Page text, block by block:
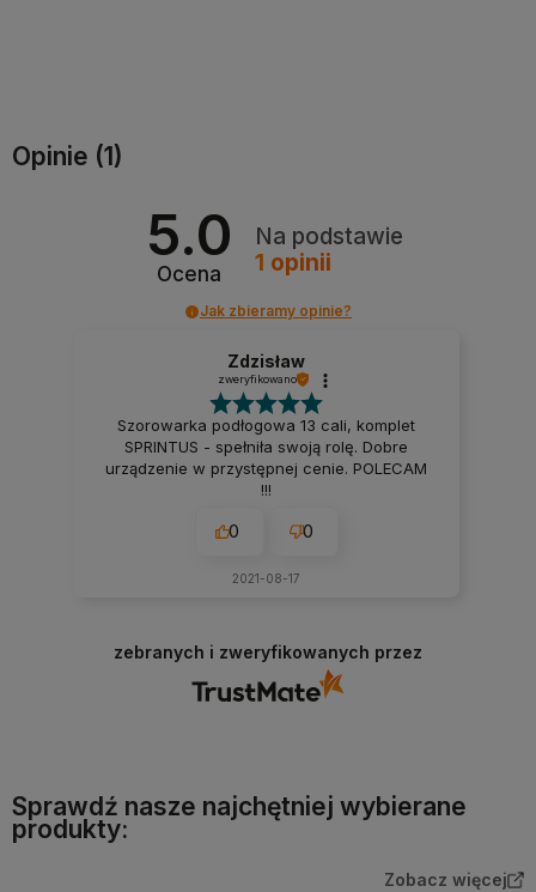
Opinie (1)
5.0
Ocena
Na podstawie
1 opinii
Jak zbieramy opinie?
Zdzisław
zweryfikowano
Szorowarka podłogowa 13 cali, komplet
SPRINTUS - spełniła swoją rolę. Dobre
urządzenie w przystępnej cenie. POLECAM
!!!
0 0
2021-08-17
zebranych i zweryfikowanych przez
Sprawdź nasze najchętniej wybierane
produkty:
Zobacz więcej